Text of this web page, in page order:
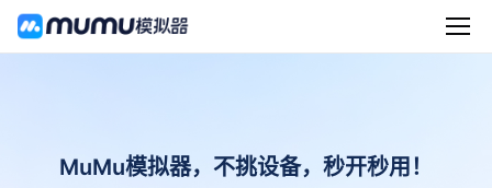
MuMu模拟器，不挑设备，秒开秒用！